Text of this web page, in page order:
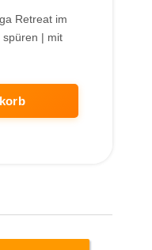
Retreat im
spüren | mit